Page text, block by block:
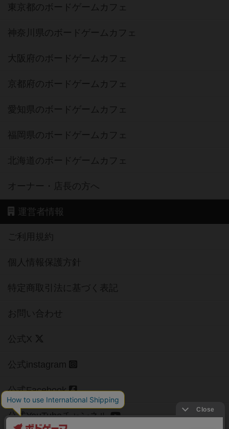
東京都のボードゲームカフェ
神奈川県のボードゲームカフェ
大阪府のボードゲームカフェ
京都府のボードゲームカフェ
愛知県のボードゲームカフェ
福岡県のボードゲームカフェ
北海道のボードゲームカフェ
オーナー・店長の方へ
運営者情報
ご利用規約
個人情報保護方針
特定商取引法に基づく表記
お問い合わせ
公式X
公式instagram
公式Facebook
公式YouTubeチャンネル